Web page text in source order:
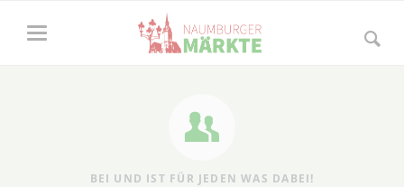
BEI UND IST FÜR JEDEN WAS DABEI!